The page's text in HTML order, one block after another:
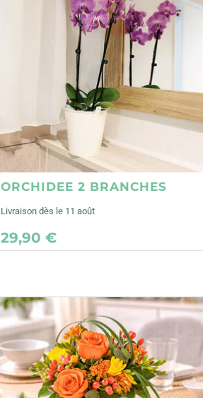
ORCHIDEE 2 BRANCHES
Livraison dès le 11 août
29,90 €